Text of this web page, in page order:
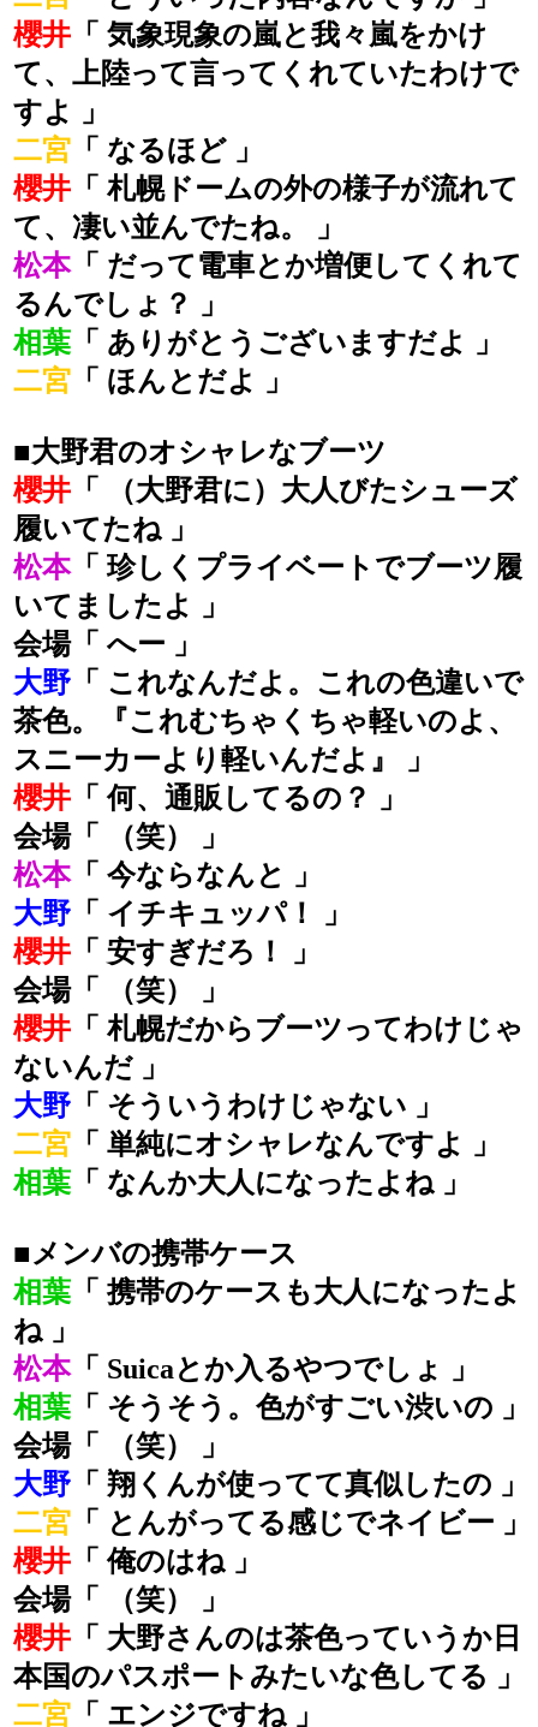
櫻井 「 気象現象の嵐と我々嵐をかけ
て、上陸って言ってくれていたわけで
すよ 」
二宮 「 なるほど 」
櫻井 「 札幌ドームの外の様子が流れて
て、凄い並んでたね。 」
松本「 だって電車とか増便してくれて
るんでしょ？ 」
相葉 「 ありがとうございますだよ 」
二宮 「 ほんとだよ 」
■大野君のオシャレなブーツ
櫻井 「 （大野君に）大人びたシューズ
履いてたね 」
松本「 珍しくプライベートでブーツ履
いてましたよ 」
会場「 へー 」
大野 「 これなんだよ。これの色違いで
茶色。『これむちゃくちゃ軽いのよ、
スニーカーより軽いんだよ』 」
櫻井 「 何、通販してるの？ 」
会場「 （笑） 」
松本「 今ならなんと 」
大野 「 イチキュッパ！ 」
櫻井 「 安すぎだろ！ 」
会場「 （笑） 」
櫻井 「 札幌だからブーツってわけじゃ
ないんだ 」
大野 「 そういうわけじゃない 」
二宮 「 単純にオシャレなんですよ 」
相葉 「 なんか大人になったよね 」
■メンバの携帯ケース
相葉 「 携帯のケースも大人になったよ
ね 」
松本「 Suicaとか入るやつでしょ 」
相葉 「 そうそう。色がすごい渋いの 」
会場「 （笑） 」
大野 「 翔くんが使ってて真似したの 」
二宮 「 とんがってる感じでネイビー 」
櫻井 「 俺のはね 」
会場「 （笑） 」
櫻井 「 大野さんのは茶色っていうか日
本国のパスポートみたいな色してる 」
二宮 「 エンジですね 」